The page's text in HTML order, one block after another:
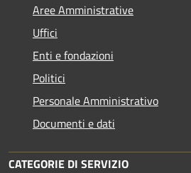
Aree Amministrative
Uffici
Enti e fondazioni
Politici
Personale Amministrativo
Documenti e dati
CATEGORIE DI SERVIZIO